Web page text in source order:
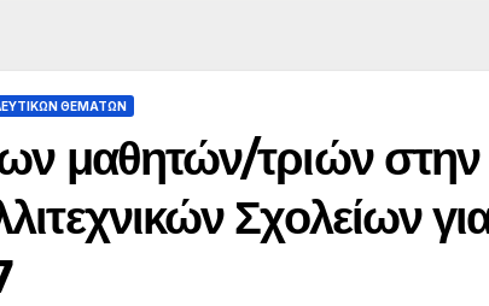
ΘΕΜΆΤΩΝ
μαθητών/τριών στην
Σχολείων